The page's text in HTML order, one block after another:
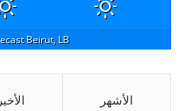
Beirut, LB
weather forecast ▸
الأشهر